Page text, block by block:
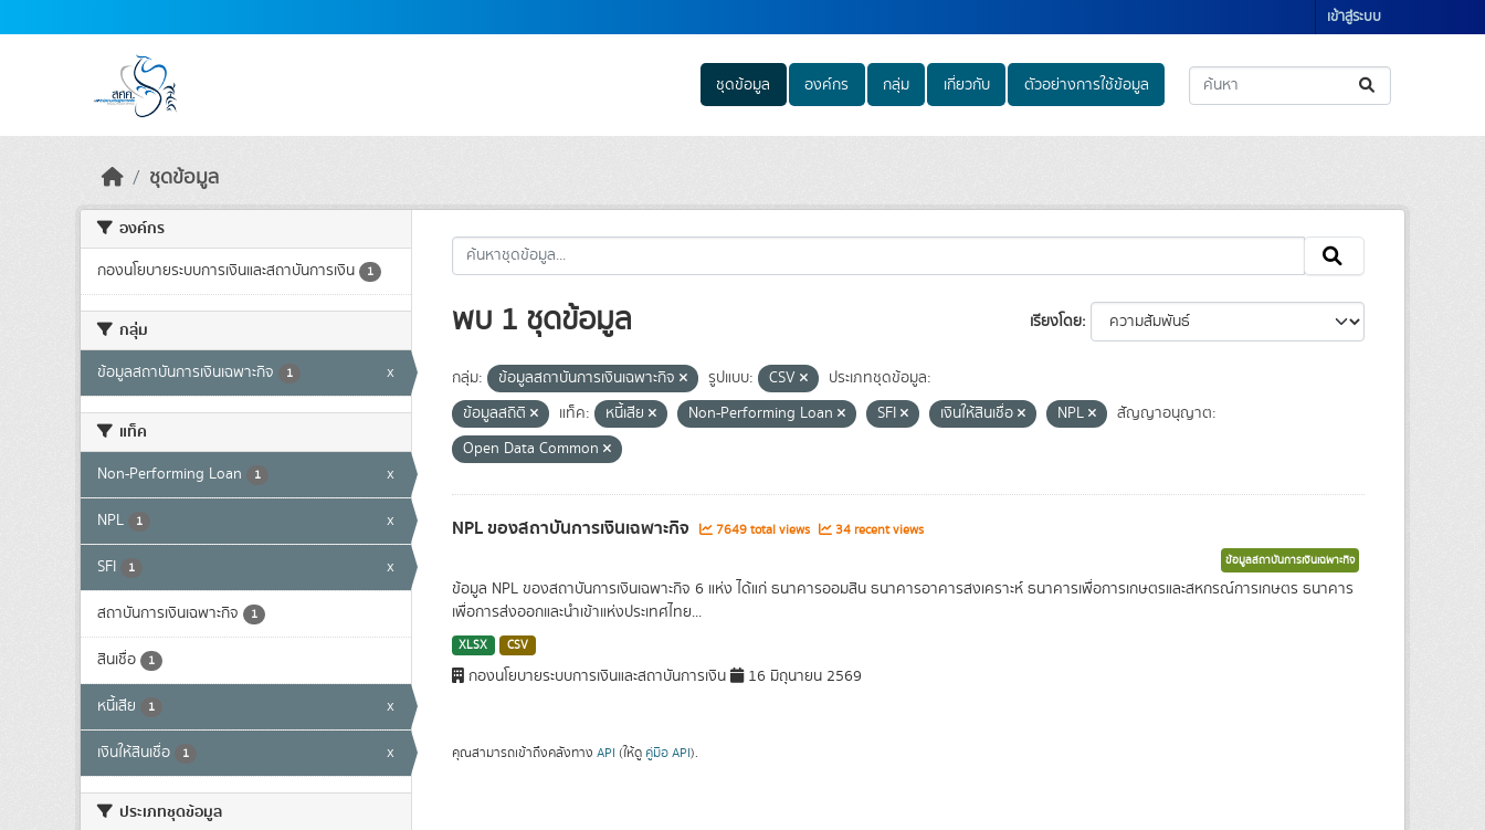
เข้าสู่ระบบ
ชุดข้อมูล องค์กร กลุ่ม เกี่ยวกับ ตัวอย่างการใช้ข้อมูล
ชุดข้อมูล
องค์กร
กองนโยบายระบบการเงินและสถาบันการเงิน 1
กลุ่ม
ข้อมูลสถาบันการเงินเฉพาะกิจ 1 x
แท็ค
Non-Performing Loan 1 x
NPL 1 x
SFI 1 x
สถาบันการเงินเฉพาะกิจ 1
สินเชื่อ 1
หนี้เสีย 1 x
เงินให้สินเชื่อ 1 x
ประเภทชุดข้อมูล
เรียงโดย
พบ 1 ชุดข้อมูล
กลุ่ม: ข้อมูลสถาบันการเงินเฉพาะกิจ รูปแบบ: CSV
ประเภทชุดข้อมูล:
ข้อมูลสถิติ
แท็ค: หนี้เสีย Non-Performing Loan SFI เงินให้สินเชื่อ NPL
สัญญาอนุญาต:
Open Data Common
NPL ของสถาบันการเงินเฉพาะกิจ 7649 total views 34 recent views
ข้อมูลสถาบันการเงินเฉพาะกิจ
ข้อมูล NPL ของสถาบันการเงินเฉพาะกิจ 6 แห่ง ได้แก่ ธนาคารออมสิน ธนาคารอาคารสงเคราะห์ ธนาคารเพื่อการเกษตรและสหกรณ์การเกษตร ธนาคาร
เพื่อการส่งออกและนำเข้าแห่งประเทศไทย...
XLSX CSV
กองนโยบายระบบการเงินและสถาบันการเงิน 16 มิถุนายน 2569
คุณสามารถเข้าถึงคลังทาง API (ให้ดู คู่มือ API).